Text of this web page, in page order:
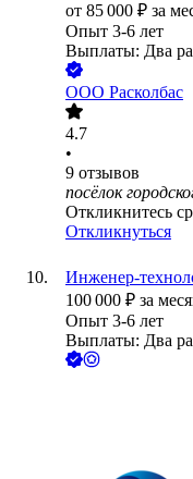
от 85 000 ₽ за
Опыт 3-6 лет
Выплаты: Два
ООО Расколбас
4.7
•
9 отзывов
посёлок
Откликнитесь
Откликнуться
Инженер-
100 000 ₽ за
Опыт 3-6 лет
Выплаты: Два